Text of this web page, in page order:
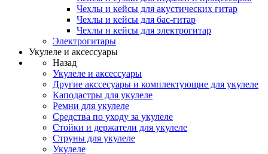
Чехлы и кейсы для акустических гитар
Чехлы и кейсы для бас-гитар
Чехлы и кейсы для электрогитар
Электрогитары
Укулеле и аксессуары
Назад
Укулеле и аксессуары
Другие акссесуары и комплектующие для укулеле
Каподастры для укулеле
Ремни для укулеле
Средства по уходу за укулеле
Стойки и держатели для укулеле
Струны для укулеле
Укулеле